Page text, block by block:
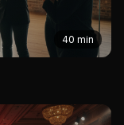
40 min